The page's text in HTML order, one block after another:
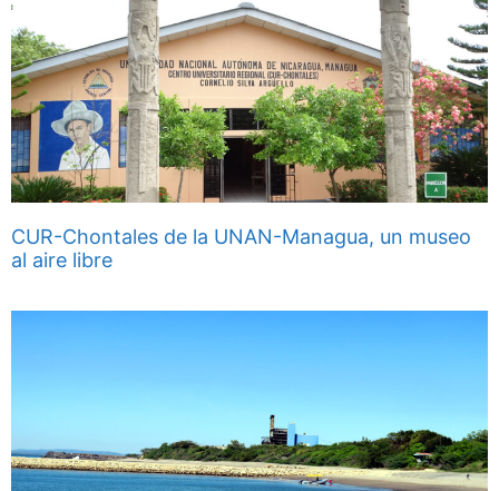
CUR-Chontales de la UNAN-Managua, un museo
al aire libre